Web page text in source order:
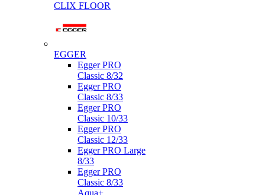
CLIX FLOOR
EGGER
Egger PRO
Classic 8/32
Egger PRO
Classic 8/33
Egger PRO
Classic 10/33
Egger PRO
Classic 12/33
Egger PRO Large
8/33
Egger PRO
Classic 8/33
Aqua+